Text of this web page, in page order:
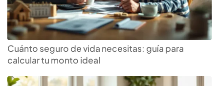
Cuánto seguro de vida necesitas: guía para
calcular tu monto ideal